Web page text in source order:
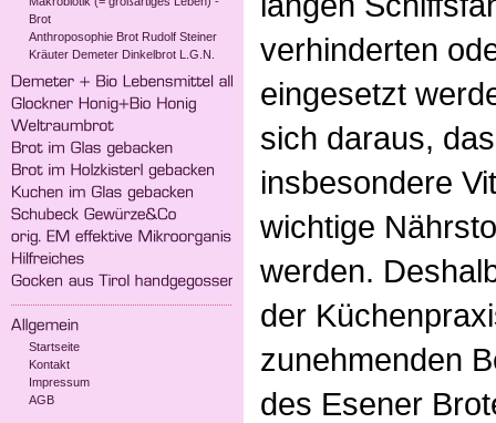
Brot
Anthroposophie Brot Rudolf Steiner
Kräuter Demeter Dinkelbrot L.G.N.
Startseite
Kontakt
Impressum
AGB
verhinderten
eingesetzt
sich daraus,
insbesondere
wichtige
werden.
der
zunehmenden
des Esener